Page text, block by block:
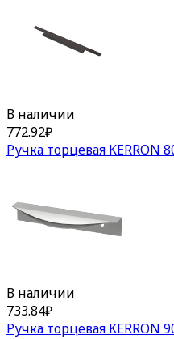
В наличии
772.92₽
Ручка торцевая
В наличии
733.84₽
Ручка торцевая KERRON